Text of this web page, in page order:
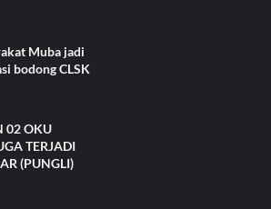
Muba jadi
bodong CLSK
02 OKU
TERJADI
(PUNGLI)